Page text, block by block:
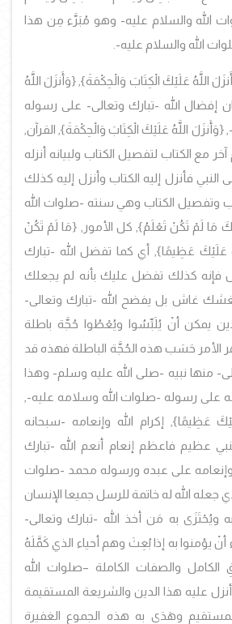
الله والسلام عليه- وهو مُبَرَّء مِن هذا
الله والسلام عليه-.
اللَّهُ عَلَيْكَ الْكِتَابَ وَالْحِكْمَةَ}, {وَأَنزَلَ اللَّهُ
إفضال الله -تبارك وتعالى- على رسوله
, {وَأَنزَلَ اللَّهُ عَلَيْكَ الْكِتَابَ وَالْحِكْمَةَ}, القرآن,
مع الكتاب لتفصيل الكتاب ولبيانه أنزله
النبي فأنزل إليه الكتاب وأنزل إليه كذلك
وتفصيل الكتاب وهي سنته -صلوات الله
مَا لَمْ تَكُنْ تَعْلَمُ}, كل الأمور, {مَا لَمْ تَكُنْ
عَلَيْكَ عَظِيمًا}, أي كما تفضل الله -تبارك
فإنه كذلك تفضل عليك بأنه لم يجعلك
غاش بل يفضح الله -تبارك وتعالى-
يمكن أنْ يُلَبِّسُوا ويُعْطُوا حُجَّة باطلة
الأمر حَسَب هذه الحُجَّة الباطلة فهذه قد
منها نبيه -صلى الله عليه وسلم- وهذا
على رسوله -صلوات الله وسلامه عليه-,
عَظِيمًا}
إكرام الله وإنعامه -سبحانه
عظيم فاعظم إنعام أنعم الله -تبارك
وإنعامه على عبده ورسوله محمد -صلوات
جعله الله له خاتمة للرسل جميعا الإنسان
ويُحْتَزَى به مَن أخذ الله -تبارك وتعالى-
أنْ يؤمنوا به إذا بُعِثَ وهم أحياء الذي كَمَّلَهُ
الكامل والصفات الكاملة –صلوات الله
عليه هذا الدين والشريعة المستقيمة
وهَدَى به هذه الجموع الغفيرة